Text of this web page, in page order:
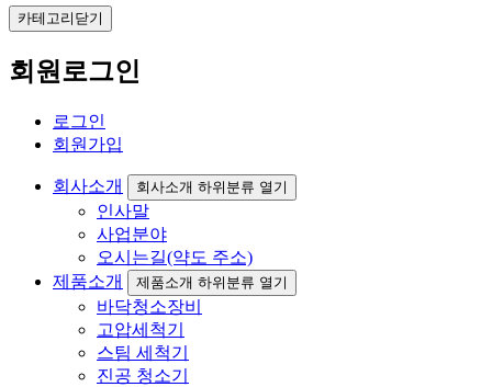
카테고리닫기
회원로그인
로그인
회원가입
회사소개 회사소개 하위분류 열기
인사말
사업분야
오시는길(약도 주소)
제품소개
제품소개 하위분류 열기
바닥청소장비
고압세척기
스팀 세척기
진공 청소기